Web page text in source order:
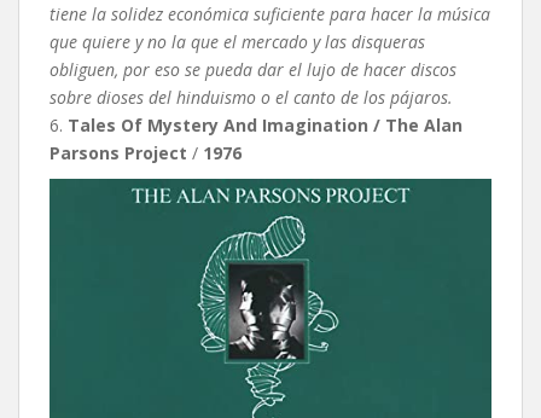
tiene la solidez económica suficiente para hacer la música
que quiere y no la que el mercado y las disqueras
obliguen, por eso se pueda dar el lujo de hacer discos
sobre dioses del hinduismo o el canto de los pájaros.
6. Tales Of Mystery And Imagination / The Alan
Parsons Project / 1976